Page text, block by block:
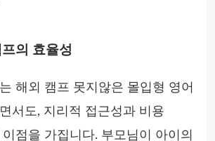
의 효율성
해외 캠프 못지않은 몰입형 영어
서도, 지리적 접근성과 비용
점을 가집니다. 부모님이 아이의